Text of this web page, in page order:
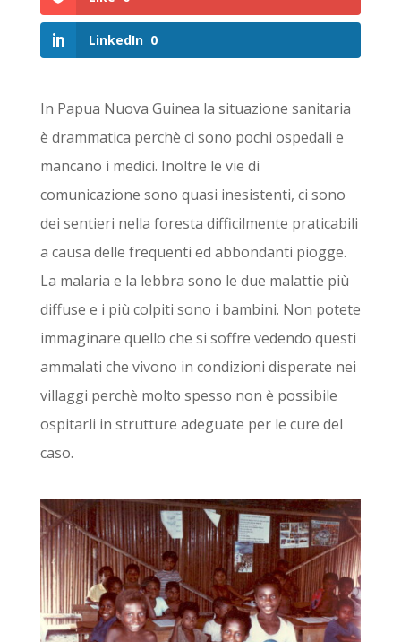
LinkedIn 0
In Papua Nuova Guinea la situazione sanitaria
è drammatica perchè ci sono pochi ospedali e
mancano i medici. Inoltre le vie di
comunicazione sono quasi inesistenti, ci sono
dei sentieri nella foresta difficilmente praticabili
a causa delle frequenti ed abbondanti piogge.
La malaria e la lebbra sono le due malattie più
diffuse e i più colpiti sono i bambini. Non potete
immaginare quello che si soffre vedendo questi
ammalati che vivono in condizioni disperate nei
villaggi perchè molto spesso non è possibile
ospitarli in strutture adeguate per le cure del
caso.